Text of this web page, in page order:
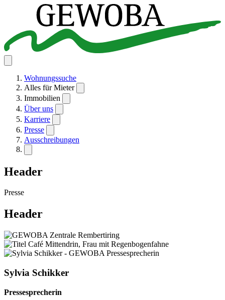
Wohnungssuche
Alles für Mieter
Immobilien
Über uns
Karriere
Presse
Ausschreibungen
Header
Presse
Header
Sylvia Schikker
Pressesprecherin